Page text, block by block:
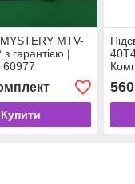
MYSTERY MTV-
гарантією |
60977
Купити
560